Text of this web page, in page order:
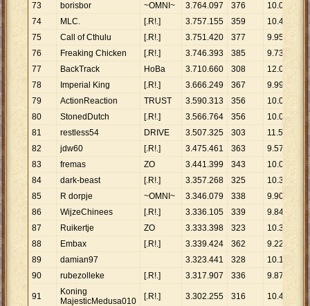
73
borisbor ~OMNI~ 3.764.097 376 10.011
74
MLC. [.R!.] 3.757.155 359 10.466
75
Call of Cthulu [.R!.] 3.751.420 377 9.951
76
Freaking Chicken [.R!.] 3.746.393 385 9.731
77
BackTrack HoBa 3.710.660 308 12.048
78
Imperial King [.R!.] 3.666.249 367 9.990
79
ActionReaction TRUST 3.590.313 356 10.085
80
StonedDutch [.R!.] 3.566.764 356 10.019
81
restless54 DRIVE 3.507.325 303 11.575
82
jdw60 [.R!.] 3.475.461 363 9.574
83
fremas ZO 3.441.399 343 10.033
84
dark-beast [.R!.] 3.357.268 325 10.330
85
R dorpje ~OMNI~ 3.346.079 338 9.900
86
WijzeChinees [.R!.] 3.336.105 339 9.841
87
Ruikertje ZO 3.333.398 323 10.320
88
Embax [.R!.] 3.339.424 362 9.225
89
damian97 3.323.441 328 10.132
90
rubezolleke [.R!.] 3.317.907 336 9.875
91
Koning
MajesticMedusa010
[.R!.] 3.302.255 316 10.450